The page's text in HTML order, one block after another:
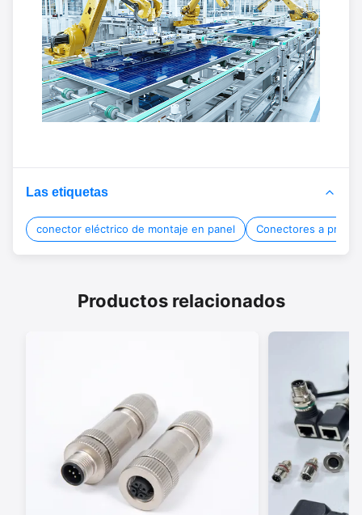
Las etiquetas
conector eléctrico de montaje en panel Conectores a
Productos relacionados